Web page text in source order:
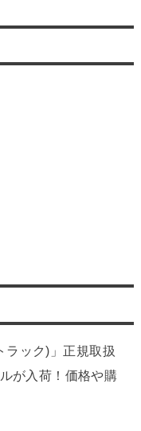
ラック)」正規取扱
が入荷！価格や購